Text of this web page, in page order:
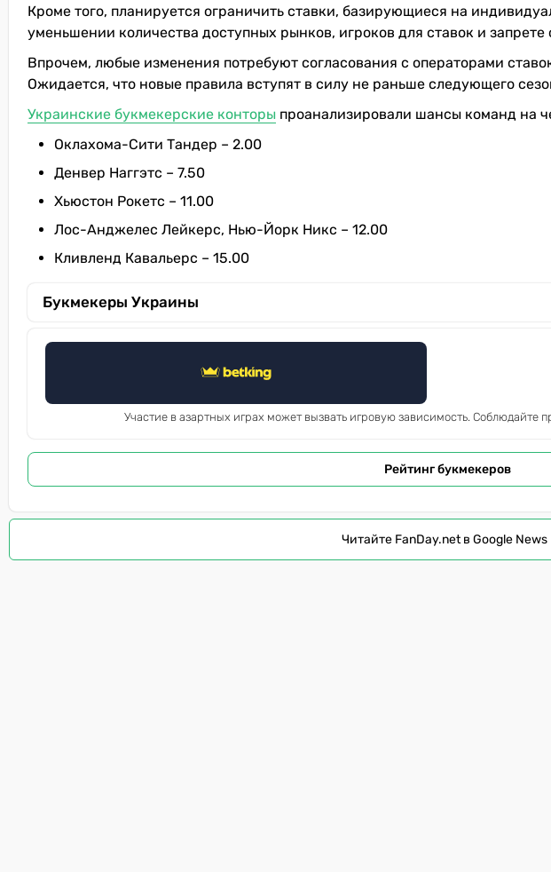
Кроме того, планируется ограничить ставки, базирующиеся на
уменьшении количества доступных рынков, игроков для ставок и
Впрочем, любые изменения потребуют согласования с операторами
Ожидается, что новые правила вступят в силу не раньше следующего
Украинские букмекерские конторы проанализировали шансы команд на
Оклахома-Сити Тандер – 2.00
Денвер Наггэтс – 7.50
Хьюстон Рокетс – 11.00
Лос-Анджелес Лейкерс, Нью-Йорк Никс – 12.00
Кливленд Кавальерс – 15.00
Букмекеры Украины
Участие в азартных играх может вызвать игровую зависимость. Соблюдайте
Рейтинг букмекеров
Читайте FanDay.net в Google News